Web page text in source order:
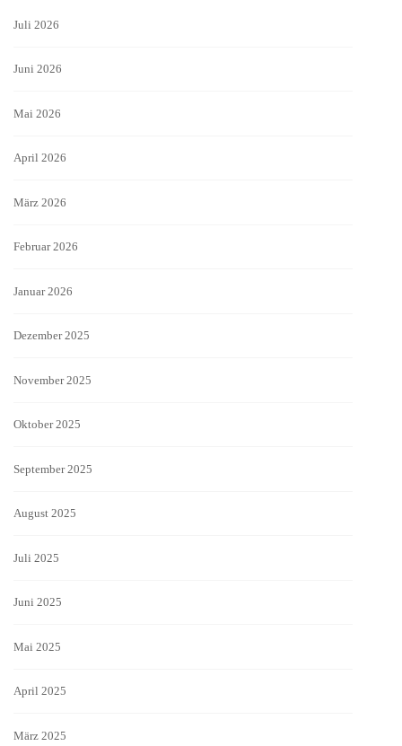
Juli 2026
Juni 2026
Mai 2026
April 2026
März 2026
Februar 2026
Januar 2026
Dezember 2025
November 2025
Oktober 2025
September 2025
August 2025
Juli 2025
Juni 2025
Mai 2025
April 2025
März 2025